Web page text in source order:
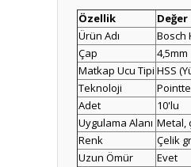
Özellik
Değer
Ürün Adı
Bosch
Çap
4,5mm
Matkap Ucu Tipi HSS
Teknoloji
Adet
10'lu
Uygulama Alanı Metal,
Renk
Çelik
Uzun Ömür
Evet